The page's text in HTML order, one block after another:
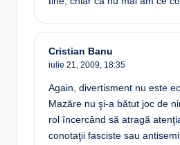
Cristian Banu
iulie 21, 2009, 18:35
Again, divertisment nu este
Mazăre nu şi-a bătut joc de
rol încercând să atragă
conotaţii fasciste sau